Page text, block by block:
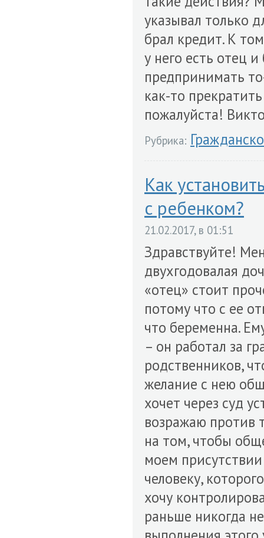
указывал только
брал кредит. К
у него есть отец
предпринимать
как-то
пожалуйста!
Рубрика:
Как
с ребенком?
21.02.2017, в 01:51
Здравствуйте!
двухгодовалая
«отец» стоит
потому что с ее
что беременна.
– он работал за
родственников,
желание с нею
хочет через суд
возражаю против
на том, чтобы
моем
человеку,
хочу
раньше никогда